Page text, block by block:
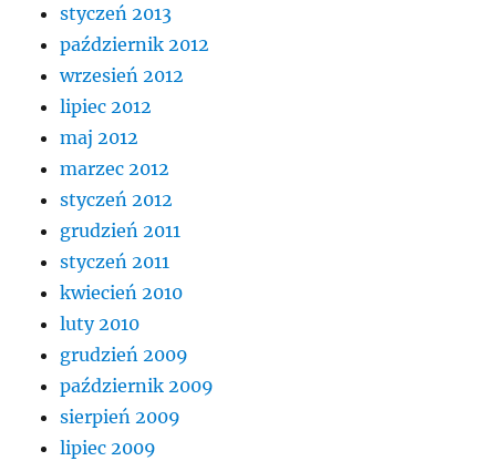
styczeń 2013
październik 2012
wrzesień 2012
lipiec 2012
maj 2012
marzec 2012
styczeń 2012
grudzień 2011
styczeń 2011
kwiecień 2010
luty 2010
grudzień 2009
październik 2009
sierpień 2009
lipiec 2009